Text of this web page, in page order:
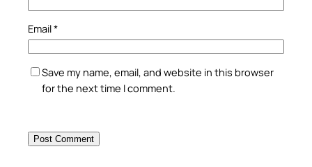
Email*
Save my name, email, and website in this browser
for the next time I comment.